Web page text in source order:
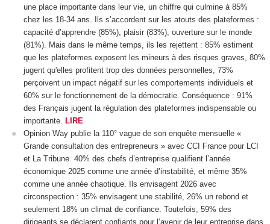
une place importante dans leur vie, un chiffre qui culmine à 85%
chez les 18-34 ans. Ils s’accordent sur les atouts des plateformes :
capacité d’apprendre (85%), plaisir (83%), ouverture sur le monde
(81%). Mais dans le même temps, ils les rejettent : 85% estiment
que les plateformes exposent les mineurs à des risques graves, 80%
jugent qu'elles profitent trop des données personnelles, 73%
perçoivent un impact négatif sur les comportements individuels et
60% sur le fonctionnement de la démocratie. Conséquence : 91%
des Français jugent la régulation des plateformes indispensable ou
importante. LIRE
Opinion Way publie la 110° vague de son enquête mensuelle «
Grande consultation des entrepreneurs » avec CCI France pour LCI
et La Tribune. 40% des chefs d’entreprise qualifient l’année
économique 2025 comme une année d’instabilité, et même 35%
comme une année chaotique. Ils envisagent 2026 avec
circonspection : 35% envisagent une stabilité, 26% un rebond et
seulement 18% un climat de confiance. Toutefois, 59% des
dirigeants se déclarent confiants pour l’avenir de leur entreprise dans